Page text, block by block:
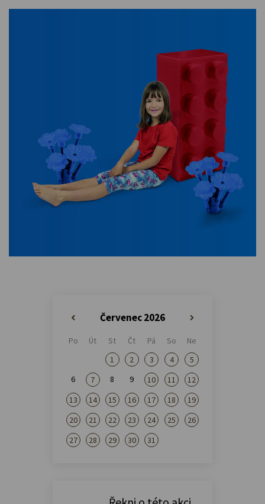
Červenec 2026
»
Po Út St Čt Pá So
Ne
1
2 3 4
5
6
7 8 9 10 11
12
13
14 15 16 17 18
19
20
21 22 23 24 25
26
27
28 29 30 31